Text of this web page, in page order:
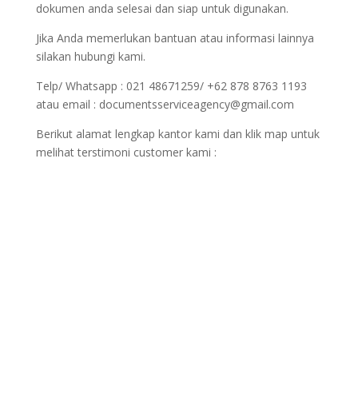
dokumen anda selesai dan siap untuk digunakan.
Jika Anda memerlukan bantuan atau informasi lainnya
silakan hubungi kami.
Telp/ Whatsapp : 021 48671259/ +62 878 8763 1193
atau email : documentsserviceagency@gmail.com
Berikut alamat lengkap kantor kami dan klik map untuk
melihat terstimoni customer kami :